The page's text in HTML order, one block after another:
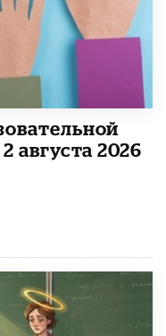
августа 2026